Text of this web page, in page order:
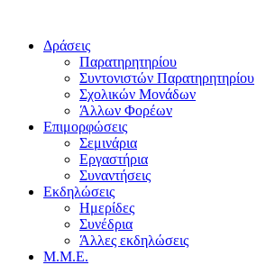
Δράσεις
Παρατηρητηρίου
Συντονιστών Παρατηρητηρίου
Σχολικών Μονάδων
Άλλων Φορέων
Επιμορφώσεις
Σεμινάρια
Εργαστήρια
Συναντήσεις
Εκδηλώσεις
Ημερίδες
Συνέδρια
Άλλες εκδηλώσεις
Μ.Μ.Ε.